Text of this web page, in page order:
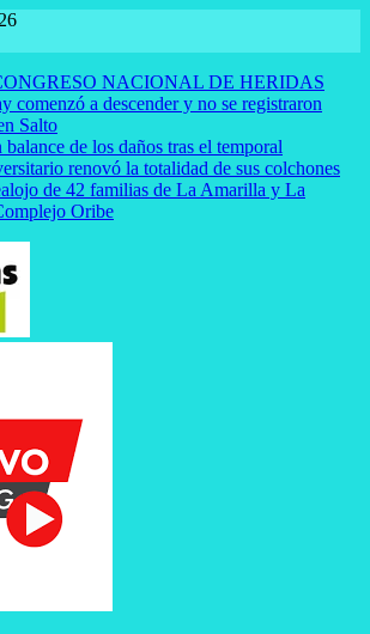
NACIONAL DE HERIDAS
comenzó a descender y no se registraron
Salto
de los daños tras el temporal
renovó la totalidad de sus colchones
de 42 familias de La Amarilla y La
Oribe